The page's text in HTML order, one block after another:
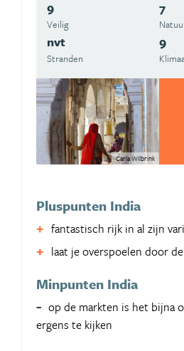
9
Veilig
7
nvt
Stranden
9
Carla Wilbrink
Pluspunten India
fantastisch rijk in al zijn
laat je overspoelen door
Minpunten India
op de markten is het bijna
ergens te kijken